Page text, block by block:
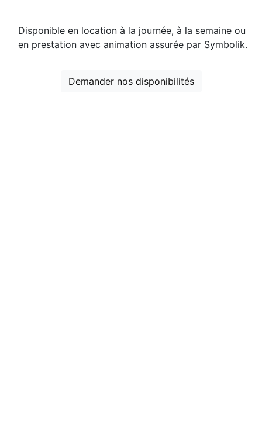
Disponible en location à la journée, à la semaine ou
en prestation avec animation assurée par Symbolik.
Demander nos disponibilités